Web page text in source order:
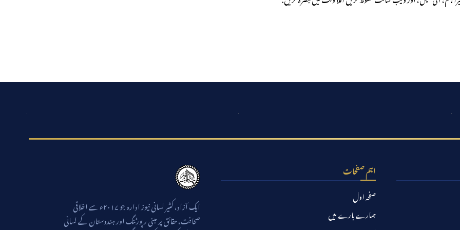
اہم صفحات
صفحہ اول
ہمارے بارے میں
ایک آزاد، کثیر لسانی نیوز ادارہ جو ۲۰۱۷ء سے اخلاقی
صحافت، حقائق پر مبنی رپورٹنگ اور ہندوستان کے لسانی